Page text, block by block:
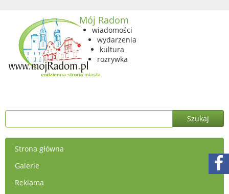
Mój Radom
wiadomości
wydarzenia
kultura
rozrywka
Strona główna
Galerie
Reklama